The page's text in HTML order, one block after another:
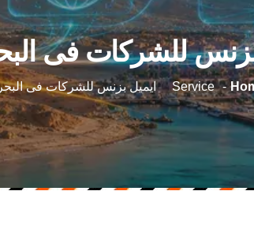
للشركات فى
Service ايميل بزنس للشركات فى